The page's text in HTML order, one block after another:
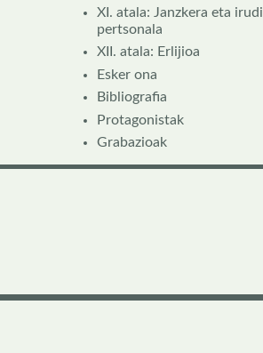
XI. atala: Janzkera eta irudi
pertsonala
XII. atala: Erlijioa
Esker ona
Bibliografia
Protagonistak
Grabazioak